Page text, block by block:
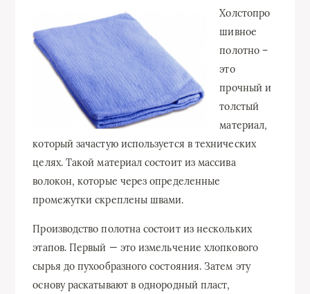
Холстопро
шивное
полотно –
это
прочный и
толстый
материал,
который зачастую используется в технических
целях. Такой материал состоит из массива
волокон, которые через определенные
промежутки скреплены швами.
Производство полотна состоит из нескольких
этапов. Первый — это измельчение хлопкового
сырья до пухообразного состояния. Затем эту
основу раскатывают в однородный пласт,